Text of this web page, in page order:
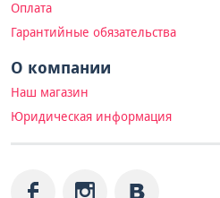
Оплата
Гарантийные обязательства
О компании
Наш магазин
Юридическая информация